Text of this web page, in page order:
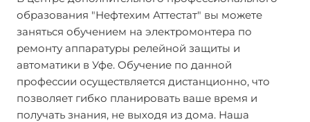
образования "Нефтехим Аттестат" вы можете
заняться обучением на электромонтера по
ремонту аппаратуры релейной защиты и
автоматики в Уфе. Обучение по данной
профессии осуществляется дистанционно, что
позволяет гибко планировать ваше время и
получать знания, не выходя из дома. Наша